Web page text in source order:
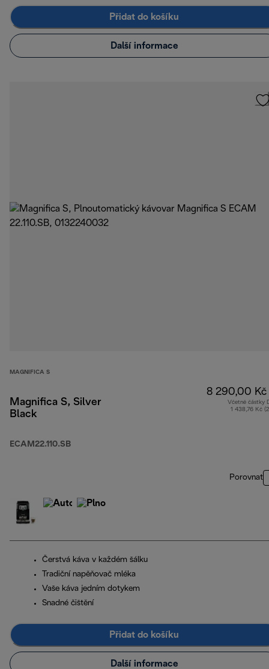
Přidat do košíku
Další informace
MAGNIFICA S
Magnifica S, Silver
Black
ECAM22.110.SB
8 290,00 Kč
Včetně částky
1 438,76 Kč
Porovnat
Čerstvá káva v každém šálku
Tradiční napěňovač mléka
Vaše káva jedním dotykem
Snadné čištění
Přidat do košíku
Další informace